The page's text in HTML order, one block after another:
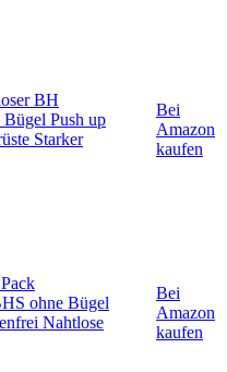
BH
Push up
Starker
Bei
Amazon
kaufen
ohne Bügel
Nahtlose
Bei
Amazon
kaufen